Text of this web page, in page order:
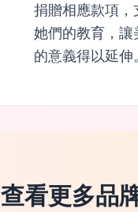
捐贈相應款項，
她們的教育，讓
的意義得以延伸。
查看更多品